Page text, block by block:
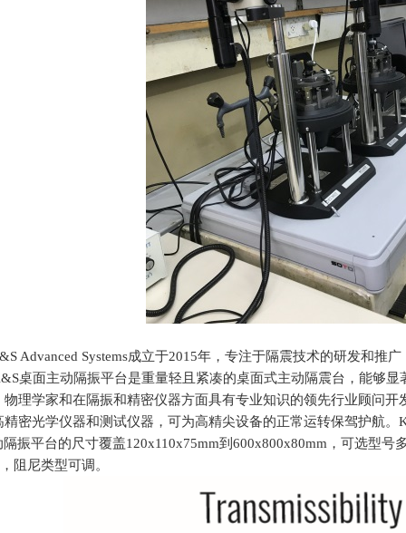
Advanced Systems成立于2015年，专注于隔震技术的研发和推
桌面主动隔振平台是重量轻且紧凑的桌面式主动隔震台，能够
物理学家和在隔振和精密仪器方面具有专业知识的领先行业顾问开
密光学仪器和测试仪器，可为高精尖设备的正常运转保驾护航。
振平台的尺寸覆盖120x110x75mm到 600x800x80mm ，可选型号
，阻尼类型可调。